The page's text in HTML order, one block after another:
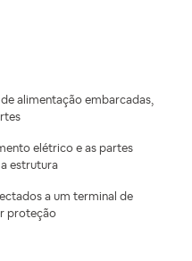
alimentação embarcadas,
elétrico e as partes
estrutura
a um terminal de
proteção